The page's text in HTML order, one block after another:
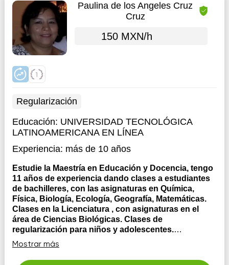
Paulina de los Angeles Cruz
Cruz
150 MXN/h
Regularización
Educación: UNIVERSIDAD TECNOLÓGICA
LATINOAMERICANA EN LÍNEA
Experiencia: más de 10 años
Estudie la Maestría en Educación y Docencia, tengo
11 años de experiencia dando clases a estudiantes
de bachilleres, con las asignaturas en Química,
Física, Biología, Ecología, Geografía, Matemáticas.
Clases en la Licenciatura , con asignaturas en el
área de Ciencias Biológicas. Clases de
regularización para niños y adolescentes.
Licenciatura en Medicina Veterinaria y Zootecnia.
Maestría en Educación y Docencia. Docente con11
años de experiencia en escuelas particulares de nivel
Mostrar más